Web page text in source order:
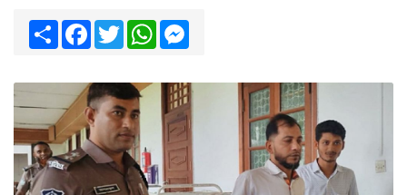
ShareFacebook
TwitterWhatsApp